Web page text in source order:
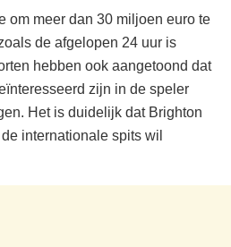
om meer dan 30 miljoen euro te
de afgelopen 24 uur is
hebben ook aangetoond dat
zijn in de speler
Het is duidelijk dat Brighton
internationale spits wil